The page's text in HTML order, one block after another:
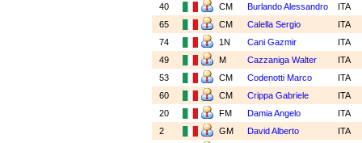
40
CM Burlando Alessandro
ITA
65
CM Calella Sergio
ITA
74
1N Cani Gazmir
ITA
49
M Cazzaniga Walter
ITA
53
CM Codenotti Marco
ITA
60
CM Crippa Gabriele
ITA
20
FM Damia Angelo
ITA
2
GM David Alberto
ITA